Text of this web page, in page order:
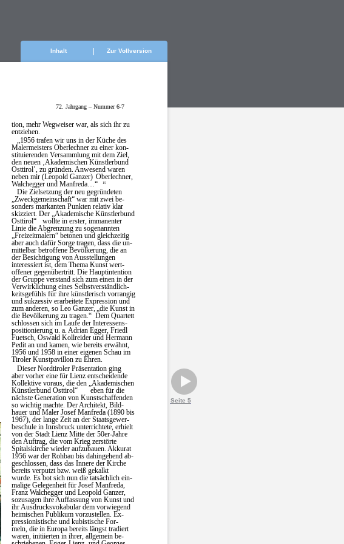
Zur Vollversion
Inhalt
Seite 5
72. Jahrgang – Nummer 6-7
tion, mehr Wegweiser war, als sich ihr zu
entziehen.
„1956 trafen wir uns in der Küche des
Malermeisters Oberlechner zu einer kon-
stituierenden Versammlung mit dem Ziel,
den neuen ‚Akademischen Künstlerbund
Osttirol’, zu gründen. Anwesend waren
neben mir (Leopold Ganzer) Oberlechner,
Walchegger und Manfreda…“
15
Die Zielsetzung der neu gegründeten
„Zweckgemeinschaft“ war mit zwei be-
sonders markanten Punkten relativ klar
skizziert. Der „Akademische Künstlerbund
Osttirol“
wollte in erster, immanenter
Linie die Abgrenzung zu sogenannten
„Freizeitmalern“ betonen und gleichzeitig
aber auch dafür Sorge tragen, dass die un-
mittelbar betroffene Bevölkerung, die an
der Besichtigung von Ausstellungen
interessiert ist, dem Thema Kunst wert-
offener gegenübertritt. Die Hauptintention
der Gruppe verstand sich zum einen in der
Verwirklichung eines Selbstverständlich-
keitsgefühls für ihre künstlerisch vorrangig
und sukzessiv erarbeitete Expression und
zum anderen, so Leo Ganzer,„die Kunst in
die Bevölkerung zu tragen.“ Dem Quartett
schlossen sich im Laufe der Interessens-
positionierung u. a. Adrian Egger, Friedl
Fuetsch, Oswald Kollreider und Hermann
Pedit an und kamen, wie bereits erwähnt,
1956 und 1958 in einer eigenen Schau im
Tiroler Kunstpavillon zu Ehren.
Dieser Nordtiroler Präsentation ging
aber vorher eine für Lienz entscheidende
Kollektive voraus, die den „Akademischen
Künstlerbund Osttirol“
eben für die
nächste Generation von Kunstschaffenden
so wichtig machte. Der Architekt, Bild-
hauer und Maler Josef Manfreda (1890 bis
1967), der lange Zeit an der Staatsgewer-
beschule in Innsbruck unterrichtete, erhielt
von der Stadt Lienz Mitte der 50er-Jahre
den Auftrag, die vom Krieg zerstörte
Spitalskirche wieder aufzubauen. Akkurat
1956 war der Rohbau bis dahingehend ab-
geschlossen, dass das Innere der Kirche
bereits verputzt bzw. weiß gekalkt
wurde. Es bot sich nun die tatsächlich ein-
malige Gelegenheit für Josef Manfreda,
Franz Walchegger und Leopold Ganzer,
sozusagen ihre Auffassung von Kunst und
ihr Ausdrucksvokabular dem vorwiegend
heimischen Publikum vorzustellen. Ex-
pressionistische und kubistische For-
meln, die in Europa bereits längst tradiert
waren, initiierten in ihrer, allgemein be-